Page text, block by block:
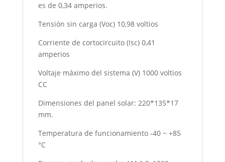
es de 0,34 amperios.
Tensión sin carga (Voc) 10,98 voltios
Corriente de cortocircuito (Isc) 0,41
amperios
Voltaje máximo del sistema (V) 1000 voltios
CC
Dimensiones del panel solar: 220*135*17
mm.
Temperatura de funcionamiento -40 ~ +85
°C